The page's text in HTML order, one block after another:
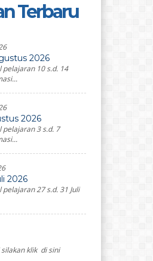
Terbaru
2026
10 s.d. 14
2026
3 s.d. 7
2026
27 s.d. 31 Juli
klik di sini